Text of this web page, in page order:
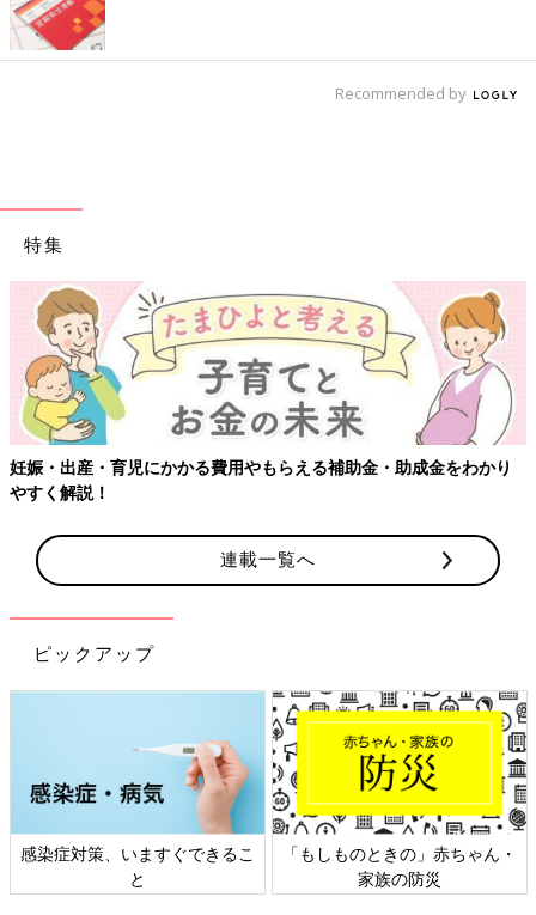
Recommended by
特集
妊娠・出産・育児にかかる費用やもらえる補助金・助成金をわかり
やすく解説！
連載一覧へ
ピックアップ
感染症対策、いますぐできるこ
と
「もしものときの」赤ちゃん・
家族の防災